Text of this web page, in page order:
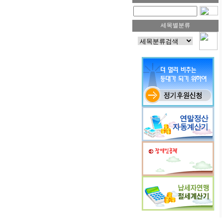
세목별분류